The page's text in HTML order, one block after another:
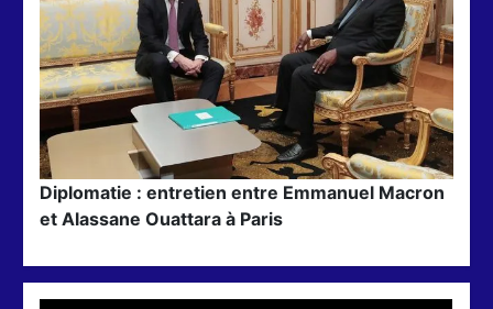
Diplomatie : entretien entre Emmanuel Macron
et Alassane Ouattara à Paris